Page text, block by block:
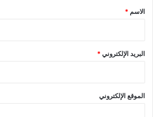
*
الاسم *
البريد الإلكتروني*
الموقع الإلكتروني